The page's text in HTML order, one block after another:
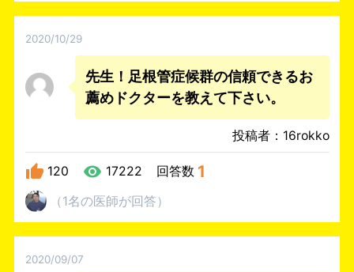
2020/10/29
先生！足根管症候群の信頼できるお
薦めドクターを教えて下さい。
投稿者：16rokko
120 17222 回答数 1
（1名の医師が回答）
2020/09/07